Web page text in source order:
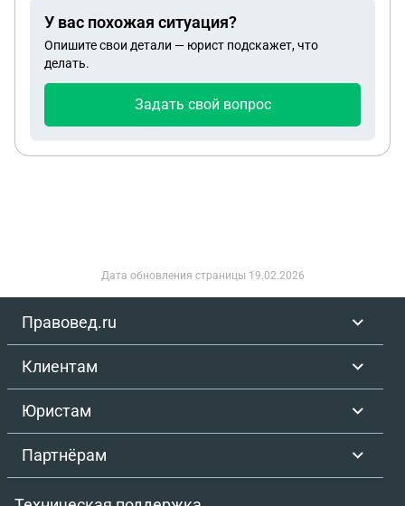
У вас похожая ситуация?
Опишите свои детали — юрист подскажет, что
делать.
Задать свой вопрос
Дата обновления страницы 19.02.2026
Правовед.ru
Клиентам
Юристам
Партнёрам